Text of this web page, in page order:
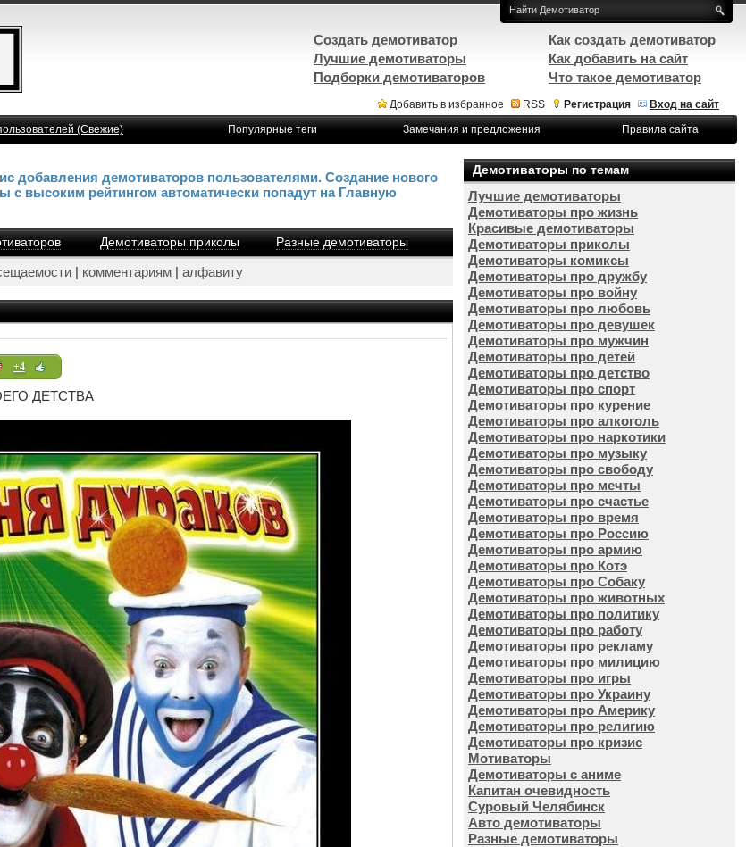
Добавить в избранное RSS Регистрация
Вход на сайт
(Свежие) Популярные теги Замечания и предложения Правила сайта
добавления демотиваторов пользователями. Создание нового
с высоким рейтингом автоматически попадут на Главную
Демотиваторы приколы Разные демотиваторы
| комментариям | алфавиту
+4
ДЕТСТВА
Демотиваторы по темам
Лучшие демотиваторы
Демотиваторы про жизнь
Красивые демотиваторы
Демотиваторы приколы
Демотиваторы комиксы
Демотиваторы про дружбу
Демотиваторы про войну
Демотиваторы про любовь
Демотиваторы про девушек
Демотиваторы про мужчин
Демотиваторы про детей
Демотиваторы про детство
Демотиваторы про спорт
Демотиваторы про курение
Демотиваторы про алкоголь
Демотиваторы про наркотики
Демотиваторы про музыку
Демотиваторы про свободу
Демотиваторы про мечты
Демотиваторы про счастье
Демотиваторы про время
Демотиваторы про Россию
Демотиваторы про армию
Демотиваторы про Котэ
Демотиваторы про Собаку
Демотиваторы про животных
Демотиваторы про политику
Демотиваторы про работу
Демотиваторы про рекламу
Демотиваторы про милицию
Демотиваторы про игры
Демотиваторы про Украину
Демотиваторы про Америку
Демотиваторы про религию
Демотиваторы про кризис
Мотиваторы
Демотиваторы с аниме
Капитан очевидность
Суровый Челябинск
Авто демотиваторы
Разные демотиваторы
Создать демотиватор
Лучшие демотиваторы
Подборки демотиваторов
Как создать демотиватор
Как добавить на сайт
Что такое демотиватор